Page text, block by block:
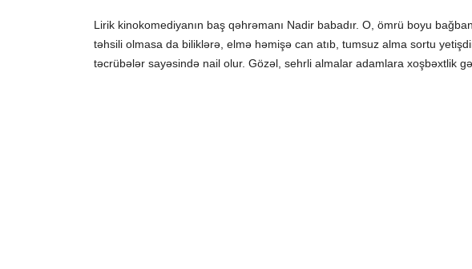
Lirik kinokomediyanın baş qəhrəmanı Nadir babadır. O, ömrü boyu
təhsili olmasa da biliklərə, elmə həmişə can atıb, tumsuz alma sortu
təcrübələr sayəsində nail olur. Gözəl, sehrli almalar adamlara xoşbəxtlik